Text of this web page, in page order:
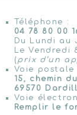
Téléphone :
04 78 80 00
Du Lundi au
Le Vendredi
( prix d’un
Voie postale
15, chemin
69570
Voie
Remplir le